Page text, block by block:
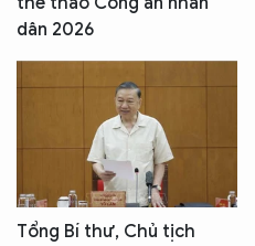
dân 2026
Tổng Bí thư, Chủ tịch